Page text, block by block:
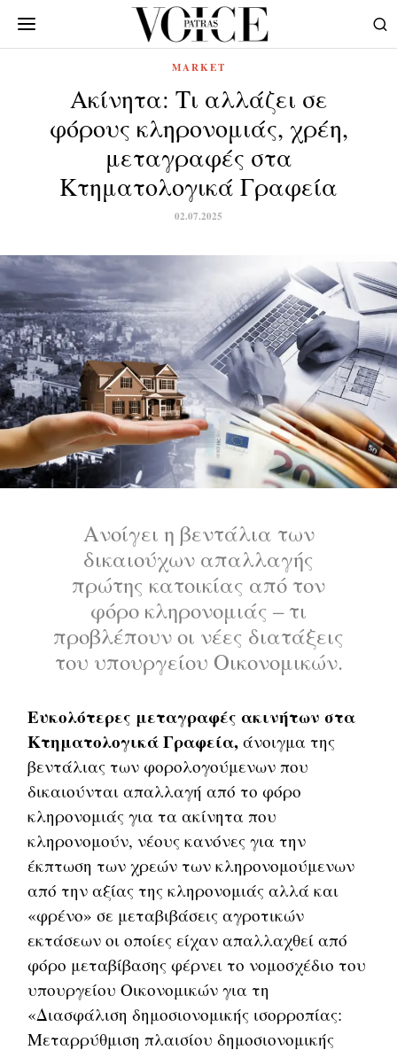
MARKET
Ακίνητα: Τι αλλάζει σε
φόρους κληρονομιάς, χρέη,
μεταγραφές στα
Κτηματολογικά Γραφεία
02.07.2025
Ανοίγει η βεντάλια των
δικαιούχων απαλλαγής
πρώτης κατοικίας από τον
φόρο κληρονομιάς – τι
προβλέπουν οι νέες διατάξεις
του υπουργείου Οικονομικών.
Ευκολότερες μεταγραφές ακινήτων στα
Κτηματολογικά Γραφεία, άνοιγμα της
βεντάλιας των φορολογούμενων που
δικαιούνται απαλλαγή από το φόρο
κληρονομιάς για τα ακίνητα που
κληρονομούν, νέους κανόνες για την
έκπτωση των χρεών των κληρονομούμενων
από την αξίας της κληρονομιάς αλλά και
«φρένο» σε μεταβιβάσεις αγροτικών
εκτάσεων οι οποίες είχαν απαλλαχθεί από
φόρο μεταβίβασης φέρνει το νομοσχέδιο του
υπουργείου Οικονομικών για τη
«Διασφάλιση δημοσιονομικής ισορροπίας:
Μεταρρύθμιση πλαισίου δημοσιονομικής